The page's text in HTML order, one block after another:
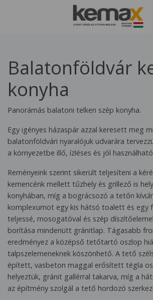
SZOLGÁLTATÁSAINK
REFERENCIÁK
KEDVCSINÁLÓ
KAPCSOLAT
ETIKAI KÓDEX
Balatonföldvár
konyha
Panorámás balatoni telken szép konyha.
Egy igényes házaspár azzal keresett meg
balatonföldvári nyaralójuk udvarára
a környezetbe illő, ízléses és jól
Reményeink szerint sikerült teljesíteni a
kemencénk mellett tűzhely és grillező is
konyhában, míg a bográcsozó a tetőn
komplexumot egy kis hátsó toalett és egy
teljessé, mosogatóval és szép
borítása mindenütt gránitlap. Tágasabb
eredményez a középső tetőtartó oszlop
talpszelemeneknek köszönhető. A tető
épített, vasbeton maggal erősített tégla
helyeztük, gránit gallérral takarva, míg a
az építmény szolgál a tető hordozó